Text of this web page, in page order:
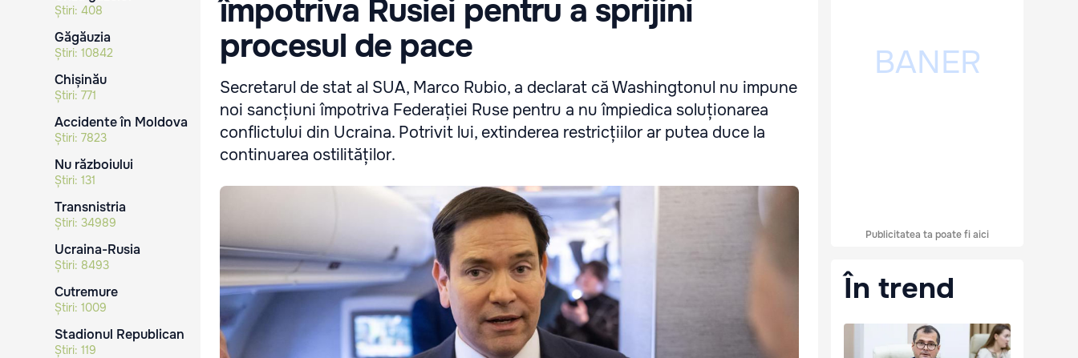
Știri: 408
Găgăuzia
Știri: 10842
Chișinău
Știri: 771
Accidente în Moldova
Știri: 7823
Nu războiului
Știri: 131
Transnistria
Știri: 34989
Ucraina-Rusia
Știri: 8493
Cutremure
Știri: 1009
Stadionul Republican
Știri: 119
împotriva Rusiei pentru a sprijini
procesul de pace
Secretarul de stat al SUA, Marco Rubio, a declarat că Washingtonul nu impune
noi sancțiuni împotriva Federației Ruse pentru a nu împiedica soluționarea
conflictului din Ucraina. Potrivit lui, extinderea restricțiilor ar putea duce la
continuarea ostilităților.
Publicitatea ta poate fi aici
În trend